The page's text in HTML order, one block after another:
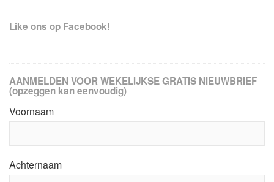
Like ons op Facebook!
AANMELDEN VOOR WEKELIJKSE GRATIS NIEUWBRIEF
(opzeggen kan eenvoudig)
Voornaam
Achternaam